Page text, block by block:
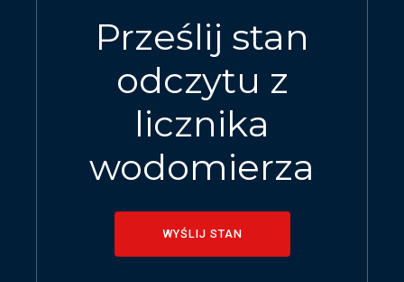
Prześlij stan
odczytu z
licznika
wodomierza
WYŚLIJ STAN